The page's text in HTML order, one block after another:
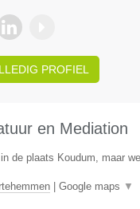
PROFIEL
en Mediation
de plaats Koudum, maar
| Google maps ▼